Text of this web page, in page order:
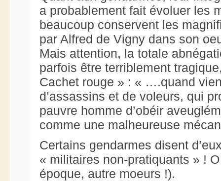
a probablement fait évoluer les
beaucoup conservent les
par Alfred de Vigny dans son
Mais attention, la totale
parfois être terriblement
Cachet rouge » : « ….quand
d’assassins et de voleurs, qui
pauvre homme d’obéir
comme une malheureuse
Certains gendarmes disent
« militaires non-pratiquants » !
époque, autre moeurs !).